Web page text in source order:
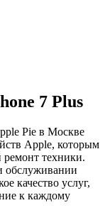
7 Plus
Pie в Москве
Apple, которым
техники.
обслуживании
качество услуг,
к каждому